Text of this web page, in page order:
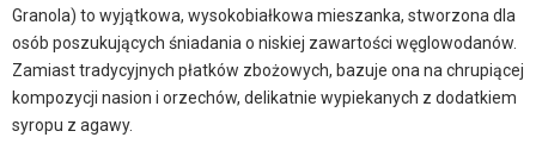
Granola) to wyjątkowa, wysokobiałkowa mieszanka, stworzona dla
osób poszukujących śniadania o niskiej zawartości węglowodanów.
Zamiast tradycyjnych płatków zbożowych, bazuje ona na chrupiącej
kompozycji nasion i orzechów, delikatnie wypiekanych z dodatkiem
syropu z agawy.